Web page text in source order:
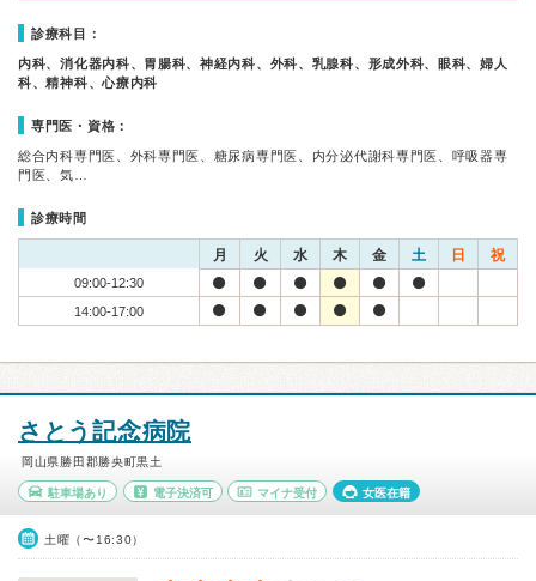
診療科目：
内科、消化器内科、胃腸科、神経内科、外科、乳腺科、形成外科、眼科、婦人
科、精神科、心療内科
専門医・資格：
総合内科専門医、外科専門医、糖尿病専門医、内分泌代謝科専門医、呼吸器専
門医、気…
診療時間
月 火 水 木 金 土 日 祝
09:00-12:30
14:00-17:00
さとう記念病院
岡山県勝田郡勝央町黒土
駐車場あり 電子決済可 マイナ受付 女医在籍
土曜（〜16:30）